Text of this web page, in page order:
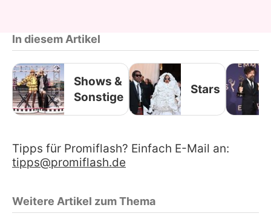
In diesem Artikel
Shows &
Sonstige
Stars
Tipps für Promiflash? Einfach E-Mail an:
tipps@promiflash.de
Weitere Artikel zum Thema